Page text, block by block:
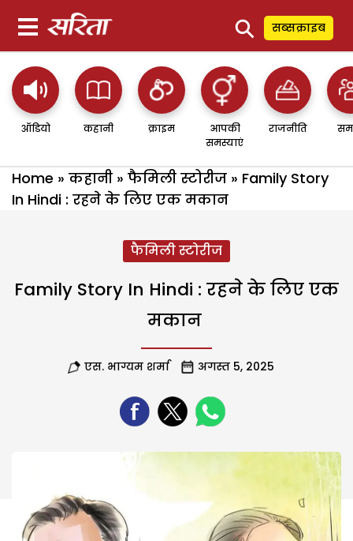
⚲ सब्सक्राइब
ऑडियो कहानी क्राइम
आपकी
समस्याएं
राजनीति
Home » कहानी » फैमिली स्टोरीज » Family Story
In Hindi : रहने के लिए एक मकान
फैमिली स्टोरीज
Family Story In Hindi : रहने के लिए एक
मकान
एस. भाग्यम शर्मा अगस्त 5, 2025